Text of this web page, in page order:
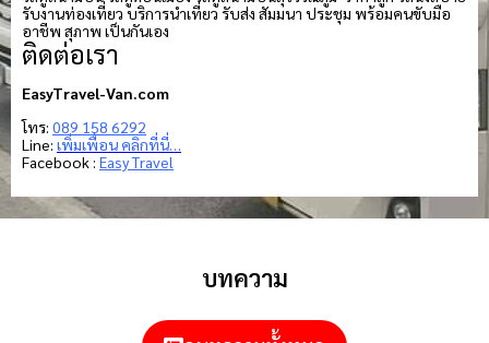
รับงานท่องเที่ยว บริการนำเที่ยว รับส่ง สัมมนา ประชุม พร้อมคนขับมือ
อาชีพ สุภาพ เป็นกันเอง
ติดต่อเรา
EasyTravel-Van.com
โทร: 089 158 6292
Line: เพิ่มเพื่อน คลิกที่นี่…
Facebook : Easy Travel
บทความ